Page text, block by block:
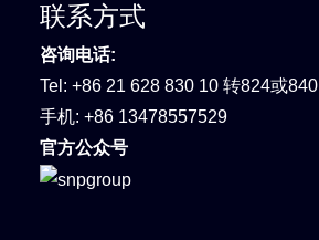
联系方式
咨询电话:
Tel: +86 21 628 830 10 转824或840
手机: +86 13478557529
官方公众号